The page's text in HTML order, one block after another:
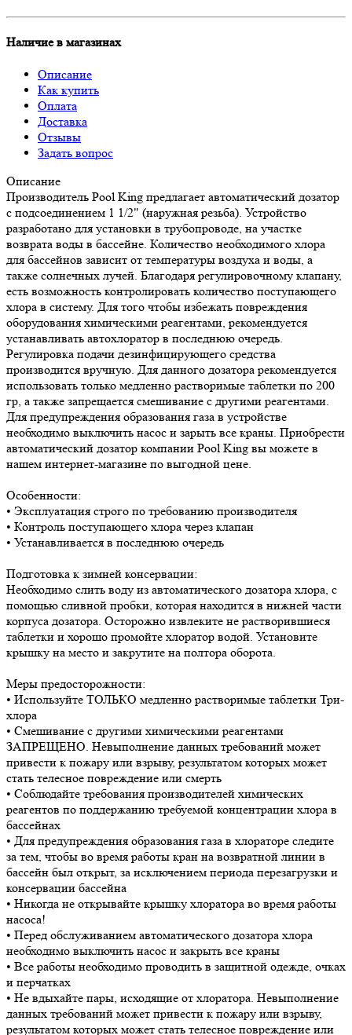
Наличие в магазинах
Описание
Как купить
Оплата
Доставка
Отзывы
Задать вопрос
Описание
Производитель Pool King предлагает автоматический дозатор
с подсоединением 1 1/2" (наружная резьба). Устройство
разработано для установки в трубопроводе, на участке
возврата воды в бассейне. Количество необходимого хлора
для бассейнов зависит от температуры воздуха и воды, а
также солнечных лучей. Благодаря регулировочному клапану,
есть возможность контролировать количество поступающего
хлора в систему. Для того чтобы избежать повреждения
оборудования химическими реагентами, рекомендуется
устанавливать автохлоратор в последнюю очередь.
Регулировка подачи дезинфицирующего средства
производится вручную. Для данного дозатора рекомендуется
использовать только медленно растворимые таблетки по 200
гр, а также запрещается смешивание с другими реагентами.
Для предупреждения образования газа в устройстве
необходимо выключить насос и зарыть все краны. Приобрести
автоматический дозатор компании Pool King вы можете в
нашем интернет-магазине по выгодной цене.
Особенности:
• Эксплуатация строго по требованию производителя
• Контроль поступающего хлора через клапан
• Устанавливается в последнюю очередь
Подготовка к зимней консервации:
Необходимо слить воду из автоматического дозатора хлора, с
помощью сливной пробки, которая находится в нижней части
корпуса дозатора. Осторожно извлеките не растворившиеся
таблетки и хорошо промойте хлоратор водой. Установите
крышку на место и закрутите на полтора оборота.
Меры предосторожности:
• Используйте ТОЛЬКО медленно растворимые таблетки Три-
хлора
• Смешивание с другими химическими реагентами
ЗАПРЕЩЕНО. Невыполнение данных требований может
привести к пожару или взрыву, результатом которых может
стать телесное повреждение или смерть
• Соблюдайте требования производителей химических
реагентов по поддержанию требуемой концентрации хлора в
бассейнах
• Для предупреждения образования газа в хлораторе следите
за тем, чтобы во время работы кран на возвратной линии в
бассейн был открыт, за исключением периода перезагрузки и
консервации бассейна
• Никогда не открывайте крышку хлоратора во время работы
насоса!
• Перед обслуживанием автоматического дозатора хлора
необходимо выключить насос и закрыть все краны
• Все работы необходимо проводить в защитной одежде, очках
и перчатках
• Не вдыхайте пары, исходящие от хлоратора. Невыполнение
данных требований может привести к пожару или взрыву,
результатом которых может стать телесное повреждение или